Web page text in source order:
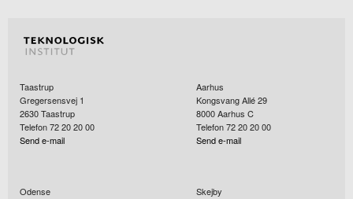
Taastrup
Gregersensvej 1
2630Taastrup
Telefon 72 20 20 00
Send e-mail
Aarhus
Kongsvang Allé 29
8000Aarhus C
Telefon 72 20 20 00
Send e-mail
Odense
Skejby